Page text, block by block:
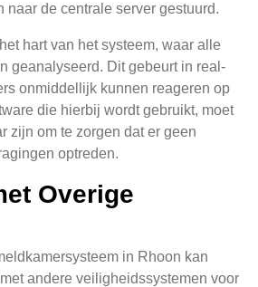
naar de centrale server gestuurd.
hart van het systeem, waar alle
geanalyseerd. Dit gebeurt in real-
onmiddellijk kunnen reageren op
die hierbij wordt gebruikt, moet
zijn om te zorgen dat er geen
optreden.
Overige
in Rhoon kan
andere veiligheidssystemen voor